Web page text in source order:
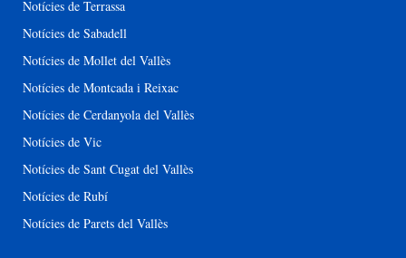
Notícies de Terrassa
Notícies de Sabadell
Notícies de Mollet del Vallès
Notícies de Montcada i Reixac
Notícies de Cerdanyola del Vallès
Notícies de Vic
Notícies de Sant Cugat del Vallès
Notícies de Rubí
Notícies de Parets del Vallès